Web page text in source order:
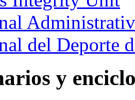
del Deporte
y